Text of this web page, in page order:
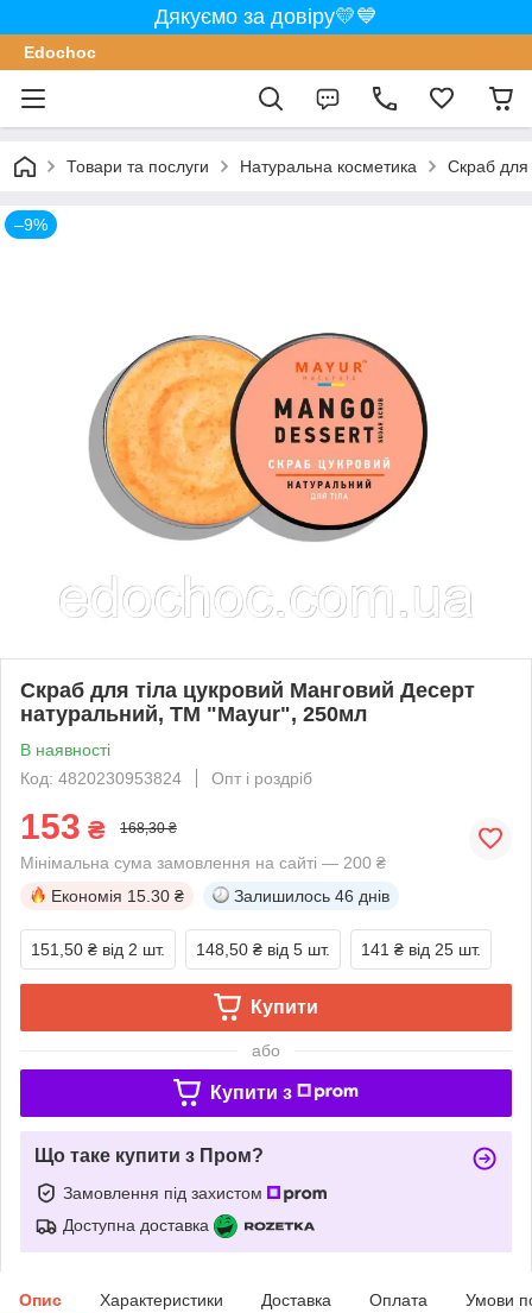
Дякуємо за довіру💛💙
Edochoс
Товари та послуги Натуральна косметика Скраб для
–9%
Скраб для тіла цукровий Манговий Десерт
натуральний, ТМ "Mayur", 250мл
В наявності
Код: 4820230953824
Опт і роздріб
153 ₴ 168,30 ₴
Мінімальна сума замовлення на сайті — 200 ₴
Економія 15.30 ₴ Залишилось 46 днів
151,50 ₴ від 2 шт. 148,50 ₴ від 5 шт. 141 ₴ від 25 шт.
Купити
або
Купити з
Що таке купити з Пром?
Замовлення під захистом
Доступна доставка
Опис Характеристики Доставка Оплата Умови